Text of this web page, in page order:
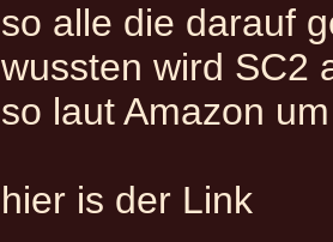
so alle die darauf
wussten wird SC2
so laut Amazon
hier is der Link